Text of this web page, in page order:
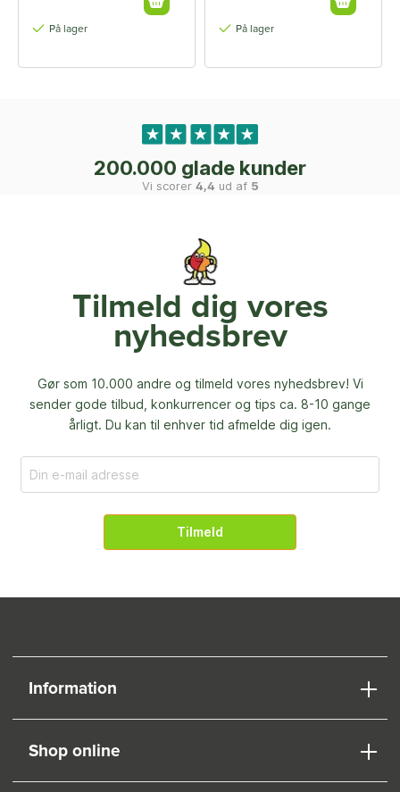
På lager På lager
200.000 glade kunder
Vi scorer 4,4 ud af 5
Tilmeld dig vores
nyhedsbrev
Gør som 10.000 andre og tilmeld vores nyhedsbrev! Vi
sender gode tilbud, konkurrencer og tips ca. 8-10 gange
årligt. Du kan til enhver tid afmelde dig igen.
Tilmeld
Information
Shop online